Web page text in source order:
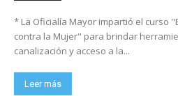
* La Oficialía Mayor impartió el curso
contra la Mujer" para brindar
canalización y acceso a la...
Leer más